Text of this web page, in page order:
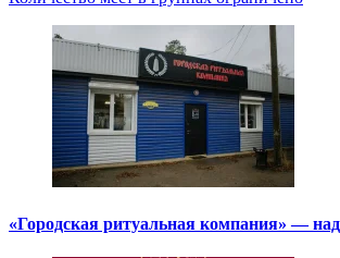
«Городская ритуальная компания» —